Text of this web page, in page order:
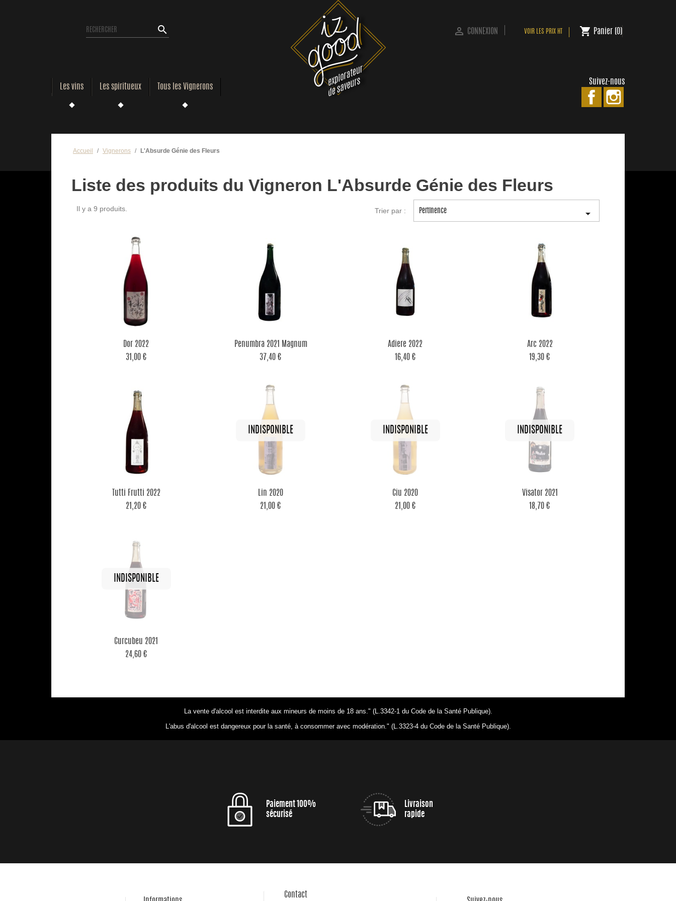
search  CONNEXION VOIR LES PRIX HT shopping_cart Panier (0)
Les vins Les spiritueux Tous les Vignerons
Suivez-nous
Facebook
Accueil Vignerons L'Absurde Génie des Fleurs
Liste des produits du Vigneron L'Absurde Génie des Fleurs
Il y a 9 produits. Trier par : Pertinence 
Aperçu rapide
Dor 2022
31,00 €
Aperçu rapide
Penumbra 2021 Magnum
37,40 €
Aperçu rapide
Adiere 2022
16,40 €
Aperçu rapide
Arc 2022
19,30 €
Aperçu rapide
Tutti Frutti 2022
21,20 €
Aperçu rapide
Lin 2020
21,00 €
Aperçu rapide
Ciu 2020
21,00 €
Aperçu rapide
Visator 2021
18,70 €
Aperçu rapide
Curcubeu 2021
24,60 €
La vente d'alcool est interdite aux mineurs de moins de 18 ans." (L.3342-1 du Code de la Santé Publique).
L'abus d'alcool est dangereux pour la santé, à consommer avec modération." (L.3323-4 du Code de la Santé Publique).
Paiement 100%
sécurisé
Livraison
rapide
Contact